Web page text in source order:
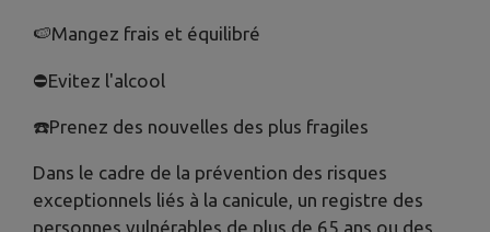
🍉Mangez frais et équilibré
⛔️Evitez l'alcool
☎️Prenez des nouvelles des plus fragiles
Dans le cadre de la prévention des risques
exceptionnels liés à la canicule, un registre des
personnes vulnérables de plus de 65 ans ou des